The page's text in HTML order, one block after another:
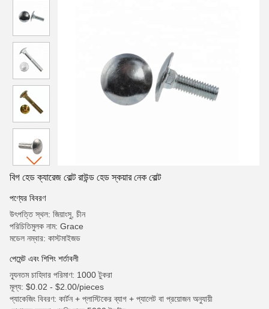
বিগ হেড ক্যারেজ বোল্ট রাউন্ড হেড স্কয়ার নেক বোল্ট
পণ্যের বিবরণ
উৎপত্তি স্থল: জিয়াংসু, চীন
পরিচিতিমুলক নাম: Grace
মডেল নম্বার: কাস্টমাইজড
পেমেন্ট এবং শিপিং শর্তাবলী
ন্যূনতম চাহিদার পরিমাণ: 1000 টুকরা
মূল্য: $0.02 - $2.00/pieces
প্যাকেজিং বিবরণ: কার্টন + প্লাস্টিকের ব্যাগ + প্যালেট বা প্রয়োজন অনুযায়ী